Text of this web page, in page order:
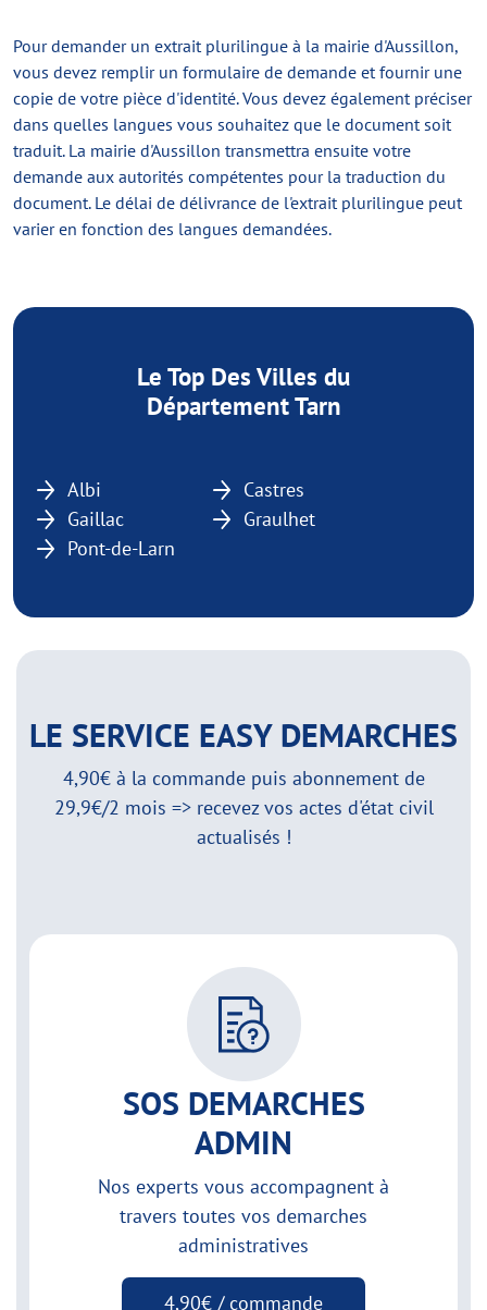
Pour demander un extrait plurilingue à la mairie d'Aussillon,
vous devez remplir un formulaire de demande et fournir une
copie de votre pièce d'identité. Vous devez également préciser
dans quelles langues vous souhaitez que le document soit
traduit. La mairie d'Aussillon transmettra ensuite votre
demande aux autorités compétentes pour la traduction du
document. Le délai de délivrance de l'extrait plurilingue peut
varier en fonction des langues demandées.
Le Top Des Villes du
Département Tarn
Albi
Castres
Gaillac
Graulhet
Pont-de-Larn
LE SERVICE EASY DEMARCHES
4,90€ à la commande puis abonnement de
29,9€/2 mois => recevez vos actes d'état civil
actualisés !
SOS DEMARCHES
ADMIN
Nos experts vous accompagnent à
travers toutes vos demarches
administratives
4,90€ / commande